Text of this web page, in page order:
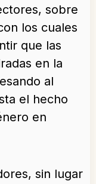
sobre
los cuales
que las
en la
al
el hecho
en
sin lugar